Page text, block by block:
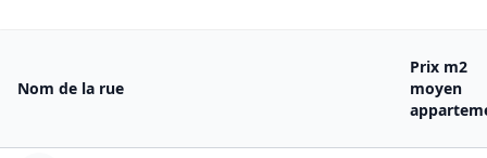
Nom de la rue
Prix m2
moyen